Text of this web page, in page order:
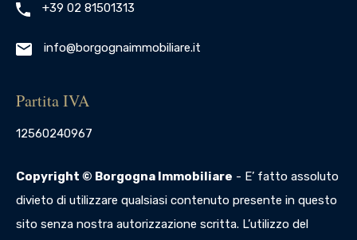
+39 02 81501313
info@borgognaimmobiliare.it
Partita IVA
12560240967
Copyright © Borgogna Immobiliare - E’ fatto assoluto
divieto di utilizzare qualsiasi contenuto presente in questo
sito senza nostra autorizzazione scritta. L’utilizzo del